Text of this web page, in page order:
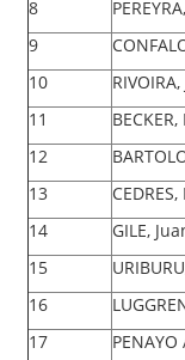
8
9
10
11
12
13
14
GILE,
15
16
17